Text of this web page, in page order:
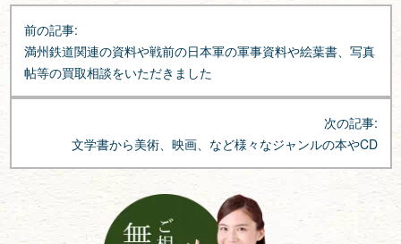
投
稿
ナ
ビ
シ
ョ
前の記事:
満州鉄道関連の資料や戦前の日本軍の軍事資料や絵葉書、写真
帖等の買取相談をいただきました
次の記事:
文学書から美術、映画、など様々なジャンルの本やCD